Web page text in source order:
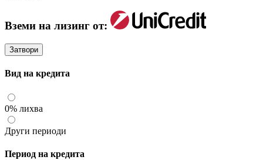
Вземи на лизинг от:
Затвори
Вид на кредита
0% лихва
Други периоди
Период на кредита